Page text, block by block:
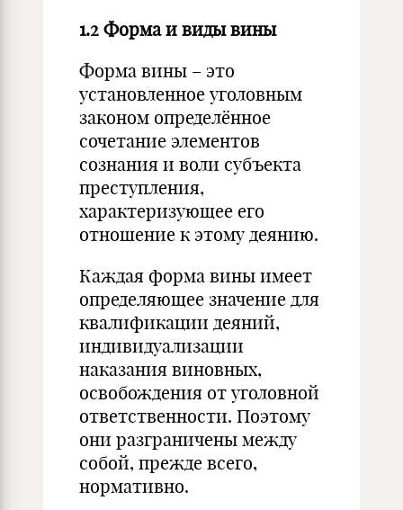
1.2 Форма и виды вины
Форма вины – это
установленное уголовным
законом определённое
сочетание элементов
сознания и воли субъекта
преступления,
характеризующее его
отношение к этому деянию.
Каждая форма вины имеет
определяющее значение для
квалификации деяний,
индивидуализации
наказания виновных,
освобождения от уголовной
ответственности. Поэтому
они разграничены между
собой, прежде всего,
нормативно.